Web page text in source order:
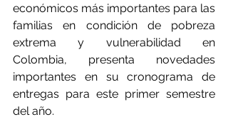
económicos más importantes para las
familias en condición de pobreza
extrema y vulnerabilidad en
Colombia, presenta novedades
importantes en su cronograma de
entregas para este primer semestre
del año.